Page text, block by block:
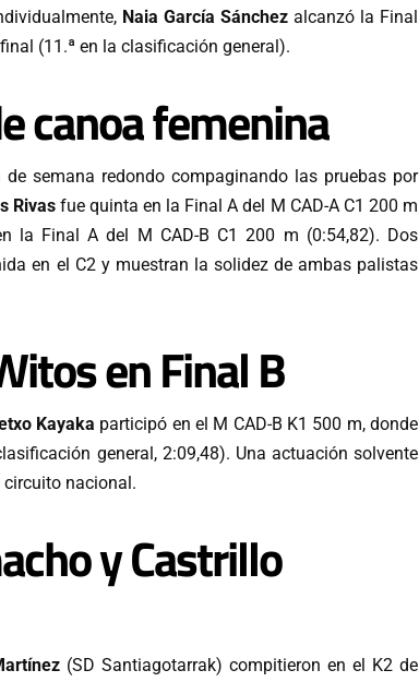
Naia García Sánchez alcanzó la Final
(11.ª en la clasificación general).
canoa femenina
semana redondo compaginando las pruebas por
Rivasfue quinta en la Final A del M CAD-A C1 200 m
la Final A del M CAD-B C1 200 m (0:54,82). Dos
en el C2 y muestran la solidez de ambas palistas
en Final B
Kayaka participó en el M CAD-B K1 500 m, donde
general, 2:09,48). Una actuación solvente
nacional.
y Castrillo
(SD Santiagotarrak) compitieron en el K2 de